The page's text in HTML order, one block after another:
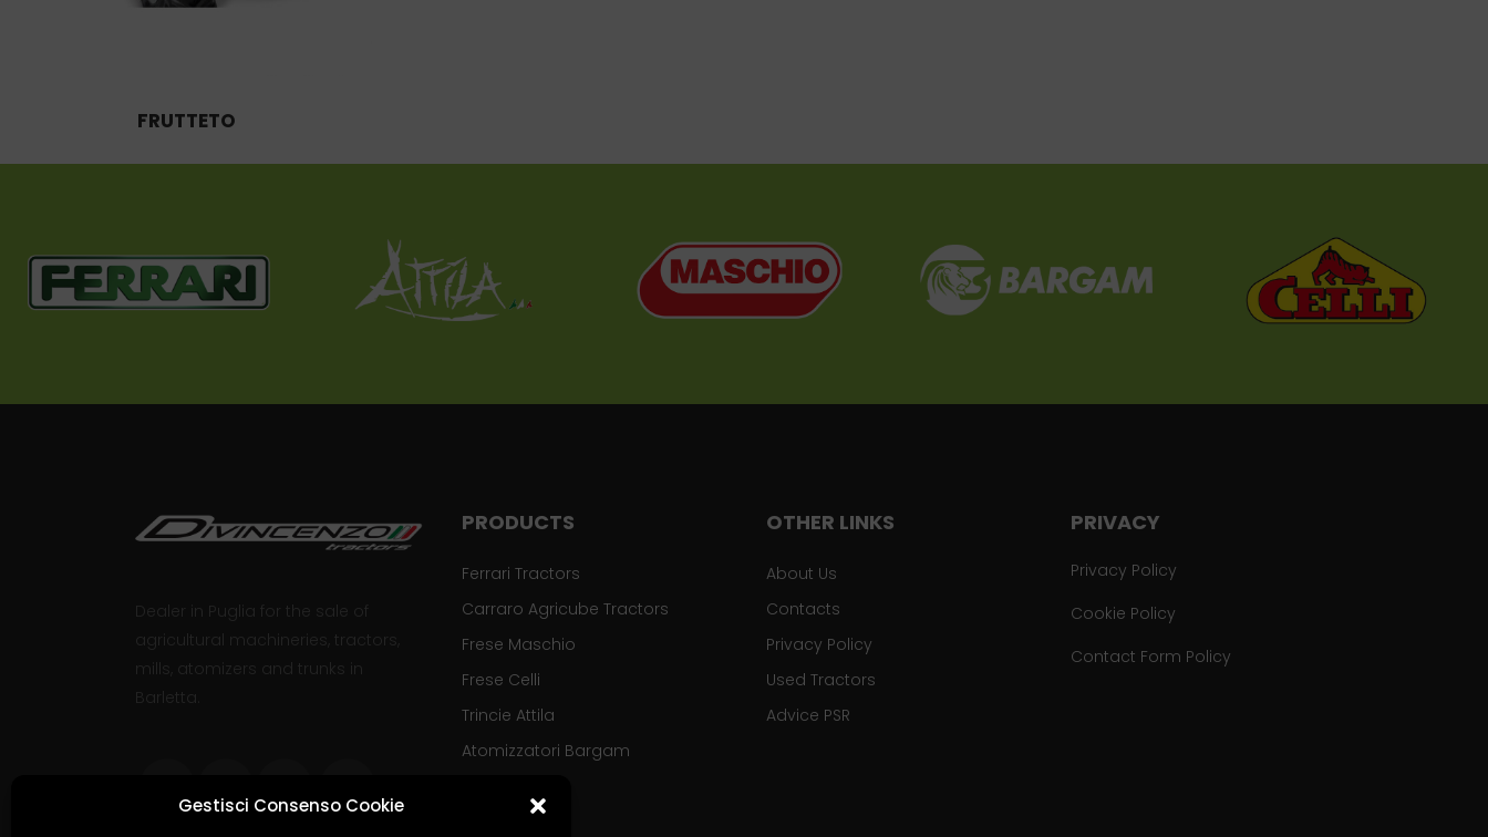
Gestisci Consenso Cookie
FRUTTETO
Dealer in Puglia for the sale of
agricultural machineries, tractors,
mills, atomizers and trunks in
Barletta.
PRODUCTS
Ferrari Tractors
Carraro Agricube Tractors
Frese Maschio
Frese Celli
Trincie Attila
Atomizzatori Bargam
OTHER LINKS
About Us
Contacts
Privacy Policy
Used Tractors
Advice PSR
PRIVACY
Privacy Policy
Cookie Policy
Contact Form Policy